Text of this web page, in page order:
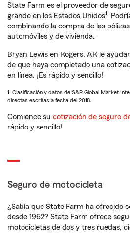
State Farm es el proveedor de
grande en los Estados Unidos1 .
combinando la compra de las
automóviles y de vivienda.
Bryan Lewis en Rogers, AR le
de que haya completado una
en línea. ¡Es rápido y sencillo!
1. Clasificación y datos de S&P Global Market
directas escritas a fecha del 2018.
Comience su cotización de seguro
rápido y sencillo!
Seguro de motocicleta
¿Sabía que State Farm ha ofrecido
desde 1962? State Farm ofrece
motocicletas de dos y tres ruedas,